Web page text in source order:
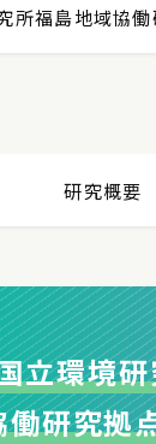
所福島地域協
研究概要
立環境
研究拠